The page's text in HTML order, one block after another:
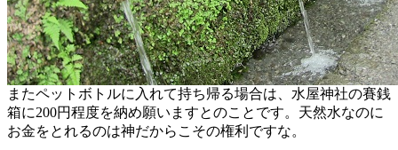
またペットボトルに入れて持ち帰る場合は、水屋神社の賽銭
箱に200円程度を納め願いますとのことです。天然水なのに
お金をとれるのは神だからこその権利ですな。